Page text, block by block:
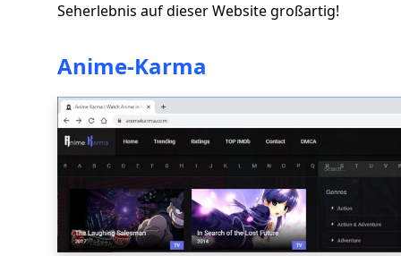
Seherlebnis auf dieser Website großartig!
Anime-Karma